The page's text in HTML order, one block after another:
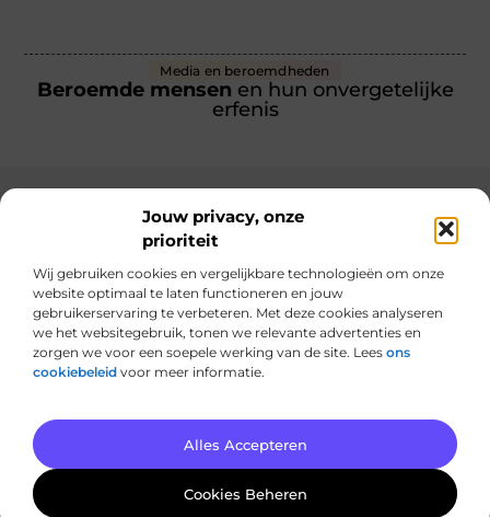
Jouw privacy, onze
prioriteit
Wij gebruiken cookies en vergelijkbare technologieën om onze
website optimaal te laten functioneren en jouw
gebruikerservaring te verbeteren. Met deze cookies analyseren
we het websitegebruik, tonen we relevante advertenties en
zorgen we voor een soepele werking van de site. Lees ons
cookiebeleid voor meer informatie.
Alles Accepteren
Cookies Beheren
Media en beroemdheden
Beroemde mensen en hun onvergetelijke
erfenis
Van alles wat, voor jou verzameld.
@2025 All Right Reserved. Design by